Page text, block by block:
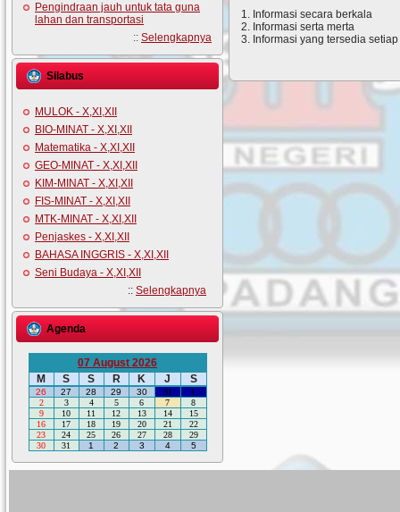
Pengindraan jauh untuk tata guna
lahan dan transportasi
:: Selengkapnya
Silabus
MULOK - X,XI,XII
BIO-MINAT - X,XI,XII
Matematika - X,XI,XII
GEO-MINAT - X,XI,XII
KIM-MINAT - X,XI,XII
FIS-MINAT - X,XI,XII
MTK-MINAT - X,XI,XII
Penjaskes - X,XI,XII
BAHASA INGGRIS - X,XI,XII
Seni Budaya - X,XI,XII
:: Selengkapnya
Agenda
07 August 2026
M
S S R K J S
26 27 28 29 30 31
1
2
3 4 5 6 7
8
9
10 11 12 13 14
15
16
17 18 19 20 21
22
23
24 25 26 27 28
29
30
31 1 2 3 4 5
1. Informasi secara berkala
2. Informasi serta merta
3. Informasi yang tersedia